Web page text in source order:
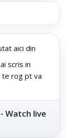
aici din
scris in
te rog pt va
Watch live